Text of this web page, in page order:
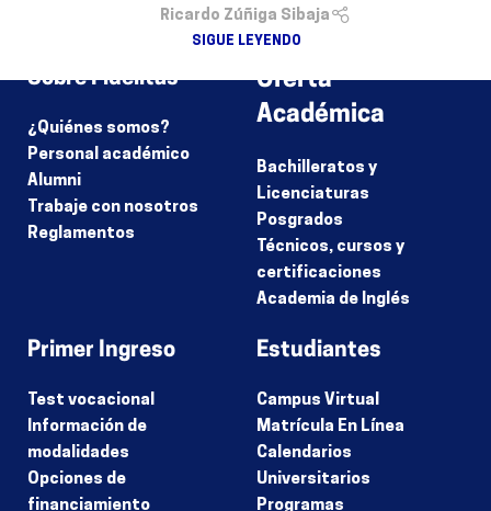
Ricardo Zúñiga Sibaja
SIGUE LEYENDO
Sobre Fidélitas
¿Quiénes somos?
Personal académico
Alumni
Trabaje con nosotros
Reglamentos
Oferta
Académica
Bachilleratos y
Licenciaturas
Posgrados
Técnicos, cursos y
certificaciones
Academia de Inglés
Primer Ingreso
Test vocacional
Información de
modalidades
Opciones de
financiamiento
Estudiantes
Campus Virtual
Matrícula En Línea
Calendarios
Universitarios
Programas